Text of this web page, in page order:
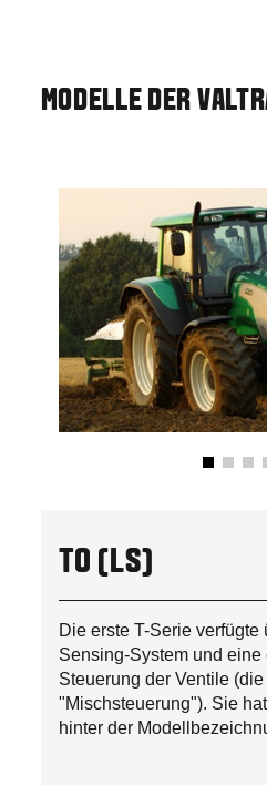
MODELLE DER
T0 (LS)
Die erste T-Serie verfügte
Sensing-System und eine
Steuerung der Ventile
"Mischsteuerung"). Sie
hinter der